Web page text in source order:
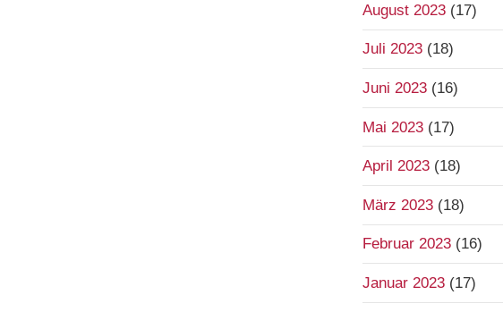
August 2023(17)
Juli 2023(18)
Juni 2023(16)
Mai 2023(17)
April 2023(18)
März 2023(18)
Februar 2023(16)
Januar 2023(17)